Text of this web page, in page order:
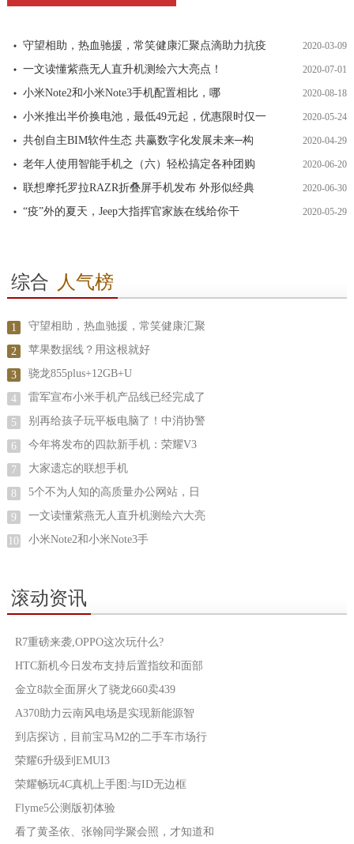
守望相助，热血驰援，常笑健康汇聚点滴助力抗疫 2020-03-09
一文读懂紫燕无人直升机测绘六大亮点！ 2020-07-01
小米Note2和小米Note3手机配置相比，哪 2020-08-18
小米推出半价换电池，最低49元起，优惠限时仅一 2020-05-24
共创自主BIM软件生态 共赢数字化发展未来─构 2020-04-29
老年人使用智能手机之（六）轻松搞定各种团购 2020-06-20
联想摩托罗拉RAZR折叠屏手机发布 外形似经典 2020-06-30
“疫”外的夏天，Jeep大指挥官家族在线给你干 2020-05-29
综合 人气榜
1 守望相助，热血驰援，常笑健康汇聚
2 苹果数据线？用这根就好
3 骁龙855plus+12GB+U
4 雷军宣布小米手机产品线已经完成了
5 别再给孩子玩平板电脑了！中消协警
6 今年将发布的四款新手机：荣耀V3
7 大家遗忘的联想手机
8 5个不为人知的高质量办公网站，日
9 一文读懂紫燕无人直升机测绘六大亮
10 小米Note2和小米Note3手
滚动资讯
R7重磅来袭,OPPO这次玩什么?
HTC新机今日发布支持后置指纹和面部
金立8款全面屏火了骁龙660卖439
A370助力云南风电场是实现新能源智
到店探访，目前宝马M2的二手车市场行
荣耀6升级到EMUI3
荣耀畅玩4C真机上手图:与ID无边框
Flyme5公测版初体验
看了黄圣依、张翰同学聚会照，才知道和